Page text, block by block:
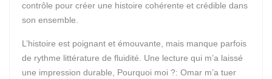
contrôle pour créer une histoire cohérente et crédible dans
son ensemble.
L’histoire est poignant et émouvante, mais manque parfois
de rythme littérature de fluidité. Une lecture qui m’a laissé
une impression durable, Pourquoi moi ?: Omar m’a tuer